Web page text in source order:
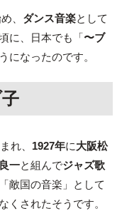
、 ダンス音楽として
に、日本でも「〜ブ
になったのです。
れ、 1927年に大阪松
一と組んでジャズ歌
敵国の音楽」として
くされたそうです。